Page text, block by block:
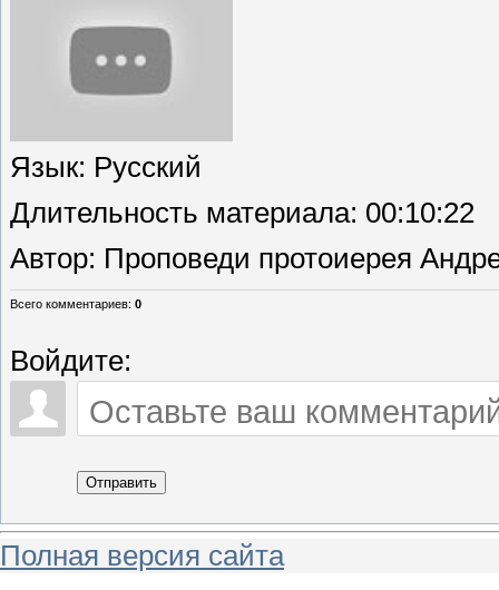
Язык: Русский
Длительность материала: 00:10:22
Автор: Проповеди протоиерея
Всего комментариев: 0
Войдите:
Отправить
Полная версия сайта